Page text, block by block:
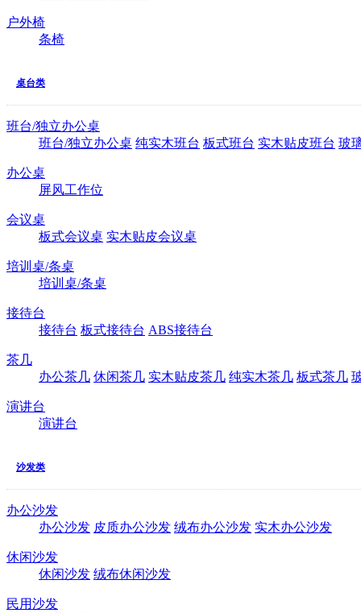
户外椅
条椅
桌台类
班台/独立办公桌
班台/独立办公桌 纯实木班台 板式班台 实木贴皮班台 玻
办公桌
屏风工作位
会议桌
板式会议桌 实木贴皮会议桌
培训桌/条桌
培训桌/条桌
接待台
接待台 板式接待台 ABS接待台
茶几
办公茶几 休闲茶几 实木贴皮茶几 纯实木茶几 板式茶几
演讲台
演讲台
沙发类
办公沙发
办公沙发 皮质办公沙发 绒布办公沙发 实木办公沙发
休闲沙发
休闲沙发 绒布休闲沙发
民用沙发